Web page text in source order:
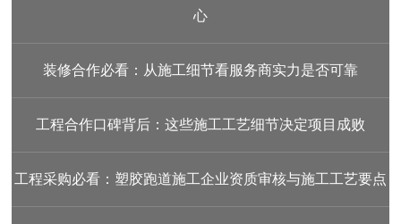
心
装修合作必看：从施工细节看服务商实力是否可靠
工程合作口碑背后：这些施工工艺细节决定项目成败
工程采购必看：塑胶跑道施工企业资质审核与施工工艺要点